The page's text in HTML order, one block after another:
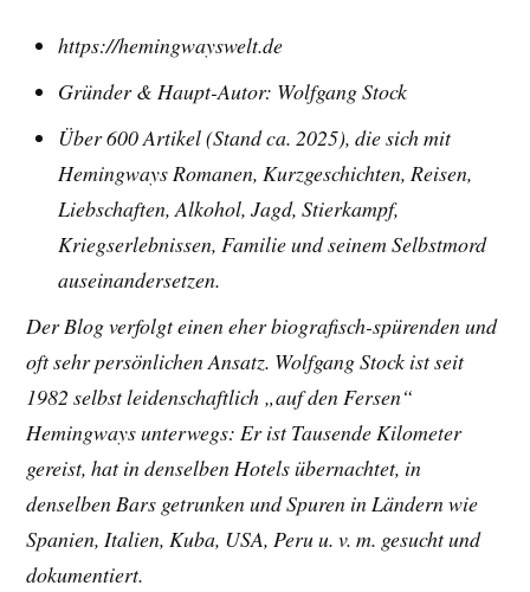
https://hemingwayswelt.de
Gründer & Haupt-Autor: Wolfgang Stock
Über 600 Artikel (Stand ca. 2025), die sich mit
Hemingways Romanen, Kurzgeschichten, Reisen,
Liebschaften, Alkohol, Jagd, Stierkampf,
Kriegserlebnissen, Familie und seinem Selbstmord
auseinandersetzen.
Der Blog verfolgt einen eher biografisch-spürenden und
oft sehr persönlichen Ansatz. Wolfgang Stock ist seit
1982 selbst leidenschaftlich „auf den Fersen“
Hemingways unterwegs: Er ist Tausende Kilometer
gereist, hat in denselben Hotels übernachtet, in
denselben Bars getrunken und Spuren in Ländern wie
Spanien, Italien, Kuba, USA, Peru u. v. m. gesucht und
dokumentiert.